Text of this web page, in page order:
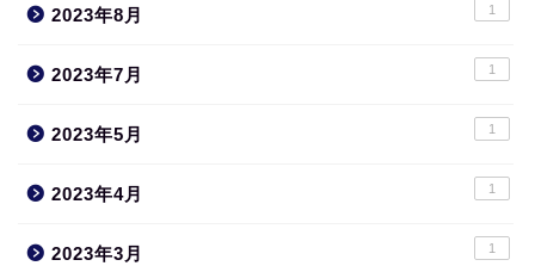
2023年8月 1
2023年7月 1
2023年5月 1
2023年4月 1
2023年3月 1